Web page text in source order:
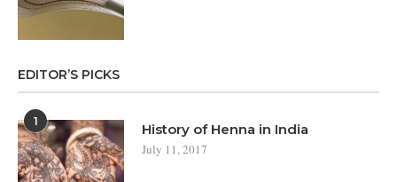
EDITOR’S PICKS
1 History of Henna in India
July 11, 2017